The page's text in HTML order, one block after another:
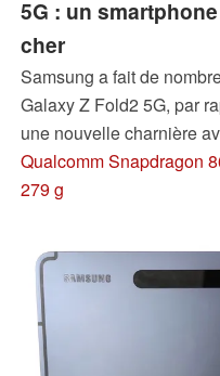
5G : un
cher
Samsung a fait de
Galaxy Z Fold2 5G, par
une nouvelle charnière
écrans presque
par exemple. Mais le prix
Qualcomm Snapdragon
279 g